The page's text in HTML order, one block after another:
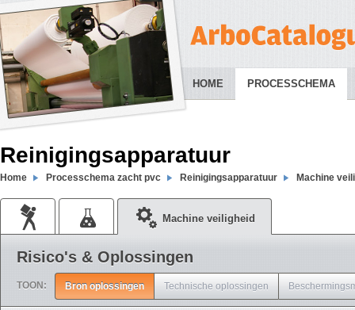
HOME PROCESSCHEMA
Reinigingsapparatuur
Home Processchema zacht pvc Reinigingsapparatuur Machine
Machine veiligheid
Risico's & Oplossingen
TOON: Bron oplossingen Technische oplossingen